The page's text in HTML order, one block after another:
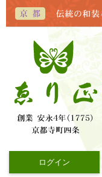
ログイン